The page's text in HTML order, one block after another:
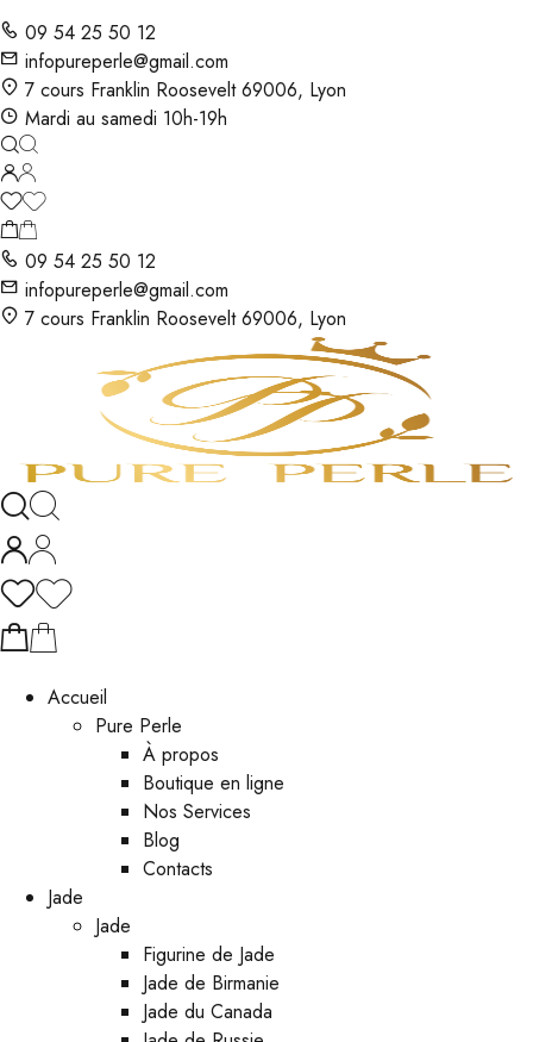
09 54 25 50 12
infopureperle@gmail.com
7 cours Franklin Roosevelt 69006, Lyon
Mardi au samedi 10h-19h
09 54 25 50 12
infopureperle@gmail.com
7 cours Franklin Roosevelt 69006, Lyon
Accueil
Pure Perle
À propos
Boutique en ligne
Nos Services
Blog
Contacts
Jade
Jade
Figurine de Jade
Jade de Birmanie
Jade du Canada